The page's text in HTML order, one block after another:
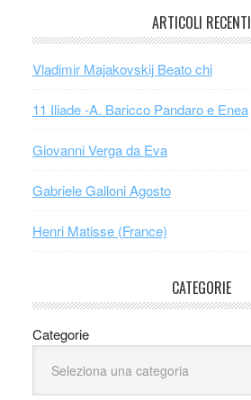
ARTICOLI RECENTI
Vladimir Majakovskij Beato chi
11 Iliade -A. Baricco Pandaro e Enea
Giovanni Verga da Eva
Gabriele Galloni Agosto
Henri Matisse (France)
CATEGORIE
Categorie